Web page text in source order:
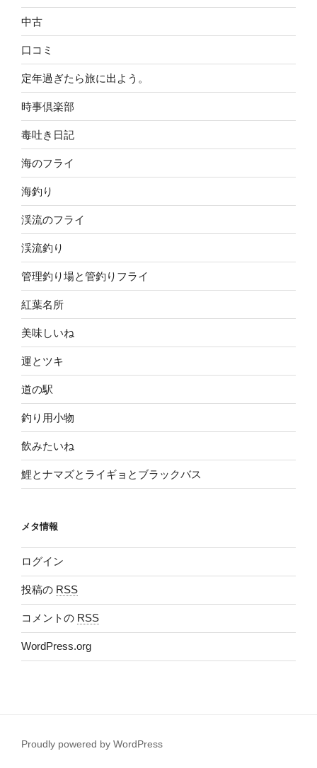
中古
口コミ
定年過ぎたら旅に出よう。
時事倶楽部
毒吐き日記
海のフライ
海釣り
渓流のフライ
渓流釣り
管理釣り場と管釣りフライ
紅葉名所
美味しいね
運とツキ
道の駅
釣り用小物
飲みたいね
鯉とナマズとライギョとブラックバス
メタ情報
ログイン
投稿の RSS
コメントの RSS
WordPress.org
Proudly powered by WordPress